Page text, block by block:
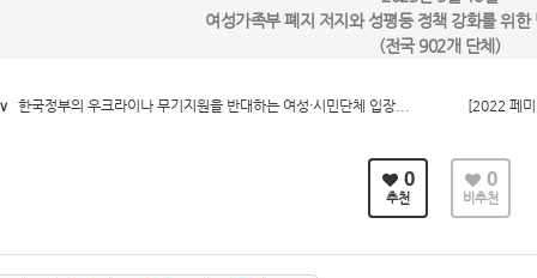
여성가족부 폐지 저지와 성평등 정책 강화를 위한
(전국 902개 단체)
한국정부의 우크라이나 무기지원을 반대하는 여성·시민단체 입장... [2022 페
0
추천
0
비추천